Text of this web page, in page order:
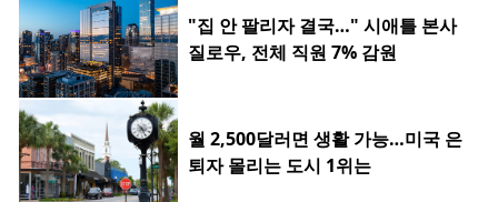
"집 안 팔리자 결국…" 시애틀 본사
질로우, 전체 직원 7% 감원
월 2,500달러면 생활 가능…미국 은
퇴자 몰리는 도시 1위는